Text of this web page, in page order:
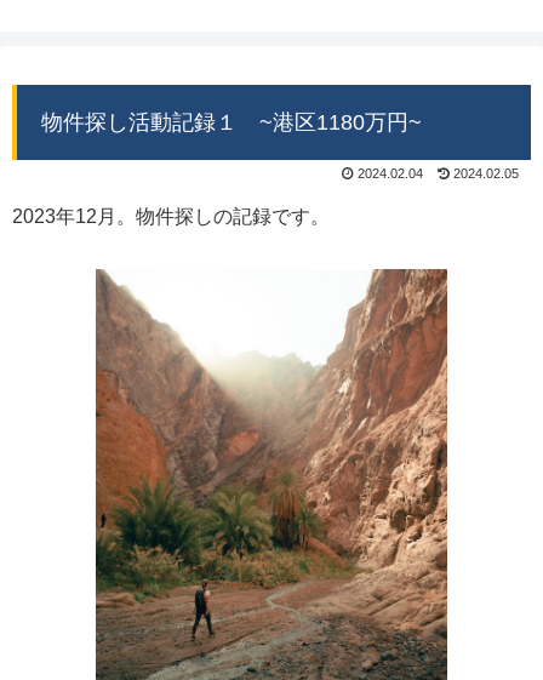
物件探し活動記録１ ~港区1180万円~
2024.02.04 2024.02.05
2023年12月。物件探しの記録です。